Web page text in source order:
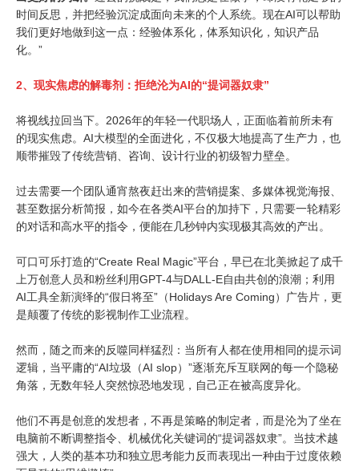
时间反思，并把经验沉淀成面向未来的个人系统。现在AI可以帮助
我们更好地做到这一点：经验体系化，体系知识化，知识产品
化。 ”
2、 现实焦虑的解毒剂：拒绝沦为AI的“提词器奴隶”
将视线拉回当下。2026年的年轻一代职场人，正面临着前所未有
的现实焦虑。AI大模型的全面进化，不仅极大地提高了生产力，也
顺带摧毁了传统营销、咨询、设计行业的初级智力壁垒。
过去需要一个团队通宵熬夜赶出来的营销提案、多媒体视觉海报、
甚至数据分析简报，如今在各类AI平台的加持下，只需要一轮精彩
的对话和高水平的指令，便能在几秒钟内实现极其高效的产出。
可口可乐打造的“Create Real Magic”平台，早已在北美掀起了成千
上万创意人员和粉丝利用GPT-4与DALL-E自由共创的浪潮；利用
AI工具全新演绎的“假日将至”（Holidays Are Coming）广告片，更
是颠覆了传统的影视制作工业流程。
然而，随之而来的反噬同样猛烈：当所有人都在使用相同的提示词
逻辑，当平庸的“AI垃圾（AI slop）”逐渐充斥互联网的每一个隐秘
角落，无数年轻人突然惊恐地发现，自己正在被高度异化。
他们不再是创意的发想者，不再是策略的制定者，而是沦为了坐在
电脑前不断调整指令、机械优化关键词的“提词器奴隶”。当技术越
强大，人类的基本功和独立思考能力反而表现出一种由于过度依赖